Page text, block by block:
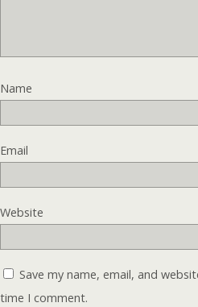
Name
Email
Website
Save my name, email, and
time I comment.